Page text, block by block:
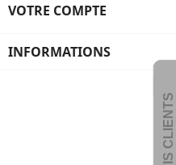
VOTRE COMPTE
INFORMATIONS
AVIS CLIENTS